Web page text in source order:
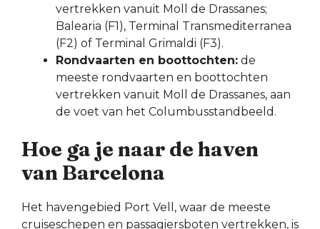
vertrekken vanuit Moll de Drassanes;
Balearia (F1), Terminal Transmediterranea
(F2) of Terminal Grimaldi (F3).
Rondvaarten en boottochten: de
meeste rondvaarten en boottochten
vertrekken vanuit Moll de Drassanes, aan
de voet van het Columbusstandbeeld.
Hoe ga je naar de haven
van Barcelona
Het havengebied Port Vell, waar de meeste
cruiseschepen en passagiersboten vertrekken, is